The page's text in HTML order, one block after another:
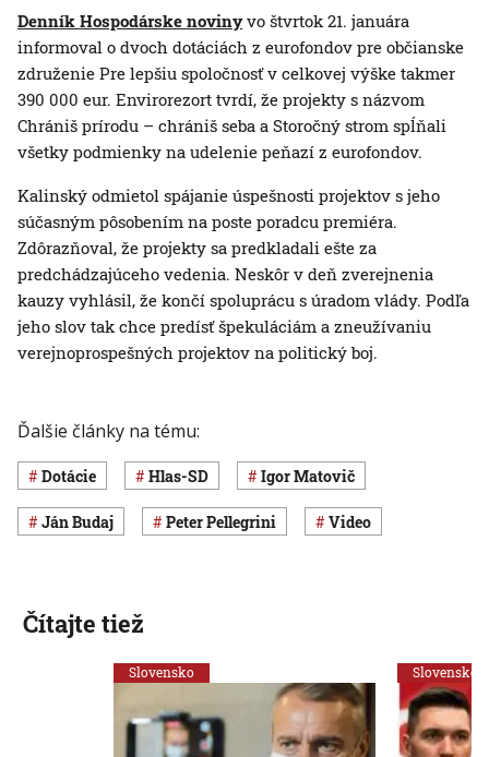
Denník Hospodárske novinyvo štvrtok 21. januára
informoval o dvoch dotáciách z eurofondov pre občianske
združenie Pre lepšiu spoločnosť v celkovej výške takmer
390 000 eur. Envirorezort tvrdí, že projekty s názvom
Chrániš prírodu – chrániš seba a Storočný strom spĺňali
všetky podmienky na udelenie peňazí z eurofondov.
Kalinský odmietol spájanie úspešnosti projektov s jeho
súčasným pôsobením na poste poradcu premiéra.
Zdôrazňoval, že projekty sa predkladali ešte za
predchádzajúceho vedenia. Neskôr v deň zverejnenia
kauzy vyhlásil, že končí spoluprácu s úradom vlády. Podľa
jeho slov tak chce predísť špekuláciám a zneužívaniu
verejnoprospešných projektov na politický boj.
Ďalšie články na tému:
dotácie Hlas-SD Igor Matovič
Ján Budaj Peter Pellegrini Video
Čítajte tiež
Slovensko Slovensko